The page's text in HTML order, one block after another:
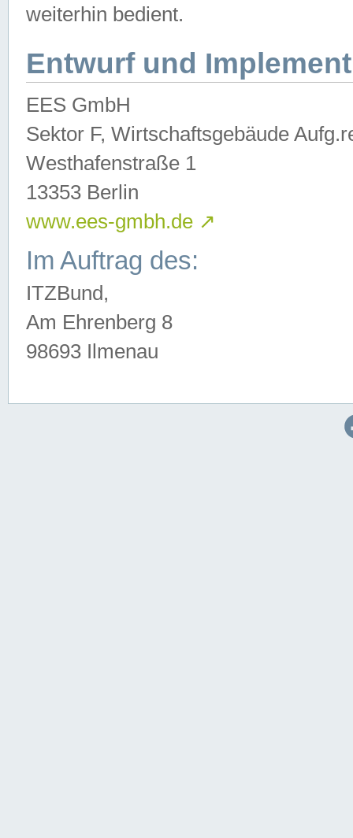
weiterhin bedient.
Entwurf und
EES GmbH
Sektor F, Wirtschaftsgebäude
Westhafenstraße 1
13353 Berlin
www.ees-gmbh.de ↗
Im Auftrag des:
ITZBund,
Am Ehrenberg 8
98693 Ilmenau